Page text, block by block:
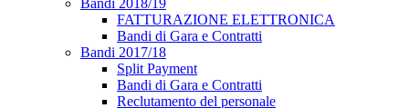
Bandi 2018/19
FATTURAZIONE ELETTRONICA
Bandi di Gara e Contratti
Bandi 2017/18
Split Payment
Bandi di Gara e Contratti
Reclutamento del personale